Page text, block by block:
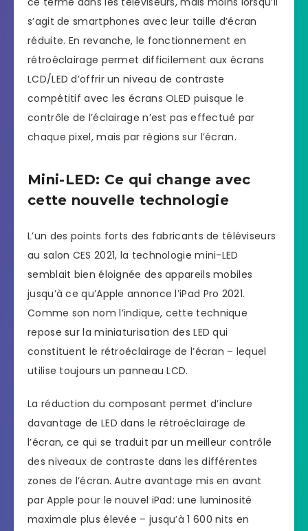
s’agit de smartphones avec leur taille d’écran
réduite. En revanche, le fonctionnement en
rétroéclairage permet difficilement aux écrans
LCD/LED d’offrir un niveau de contraste
compétitif avec les écrans OLED puisque le
contrôle de l’éclairage n’est pas effectué par
chaque pixel, mais par régions sur l’écran.
Mini-LED: Ce qui change avec
cette nouvelle technologie
L’un des points forts des fabricants de téléviseurs
au salon CES 2021, la technologie mini-LED
semblait bien éloignée des appareils mobiles
jusqu’à ce qu’Apple annonce l’iPad Pro 2021.
Comme son nom l’indique, cette technique
repose sur la miniaturisation des LED qui
constituent le rétroéclairage de l’écran – lequel
utilise toujours un panneau LCD.
La réduction du composant permet d’inclure
davantage de LED dans le rétroéclairage de
l’écran, ce qui se traduit par un meilleur contrôle
des niveaux de contraste dans les différentes
zones de l’écran. Autre avantage mis en avant
par Apple pour le nouvel iPad: une luminosité
maximale plus élevée – jusqu’à 1 600 nits en